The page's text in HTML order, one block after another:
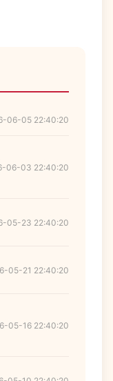
06-05 22:40:20
06-03 22:40:20
05-23 22:40:20
05-21 22:40:20
05-16 22:40:20